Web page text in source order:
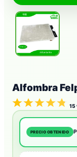
Alfombra
15
PRECIO OBTENIDO